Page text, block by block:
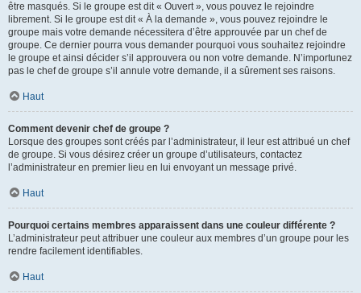
être masqués. Si le groupe est dit « Ouvert », vous pouvez le rejoindre
librement. Si le groupe est dit « À la demande », vous pouvez rejoindre le
groupe mais votre demande nécessitera d’être approuvée par un chef de
groupe. Ce dernier pourra vous demander pourquoi vous souhaitez rejoindre
le groupe et ainsi décider s’il approuvera ou non votre demande. N’importunez
pas le chef de groupe s’il annule votre demande, il a sûrement ses raisons.
Haut
Comment devenir chef de groupe ?
Lorsque des groupes sont créés par l’administrateur, il leur est attribué un chef
de groupe. Si vous désirez créer un groupe d’utilisateurs, contactez
l’administrateur en premier lieu en lui envoyant un message privé.
Haut
Pourquoi certains membres apparaissent dans une couleur différente ?
L’administrateur peut attribuer une couleur aux membres d’un groupe pour les
rendre facilement identifiables.
Haut